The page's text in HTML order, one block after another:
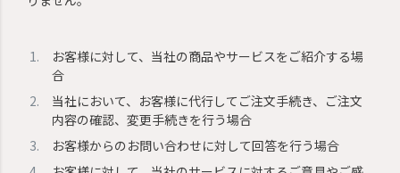
お客様に対して、当社の商品やサービスをご紹介する場
合
当社において、お客様に代行してご注文手続き、ご注文
内容の確認、変更手続きを行う場合
お客様からのお問い合わせに対して回答を行う場合